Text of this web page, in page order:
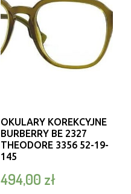
OKULARY KOREKCYJNE
BURBERRY BE 2327
THEODORE 3356 52-19-
145
494,00 zł